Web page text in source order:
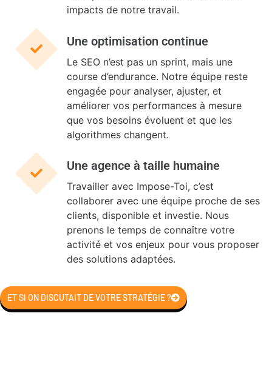
impacts de notre travail.
Une optimisation continue
Le SEO n’est pas un sprint, mais une
course d’endurance. Notre équipe reste
engagée pour analyser, ajuster, et
améliorer vos performances à mesure
que vos besoins évoluent et que les
algorithmes changent.
Une agence à taille humaine
Travailler avec Impose-Toi, c’est
collaborer avec une équipe proche de ses
clients, disponible et investie. Nous
prenons le temps de connaître votre
activité et vos enjeux pour vous proposer
des solutions adaptées.
ET SI ON DISCUTAIT DE VOTRE STRATÉGIE ?